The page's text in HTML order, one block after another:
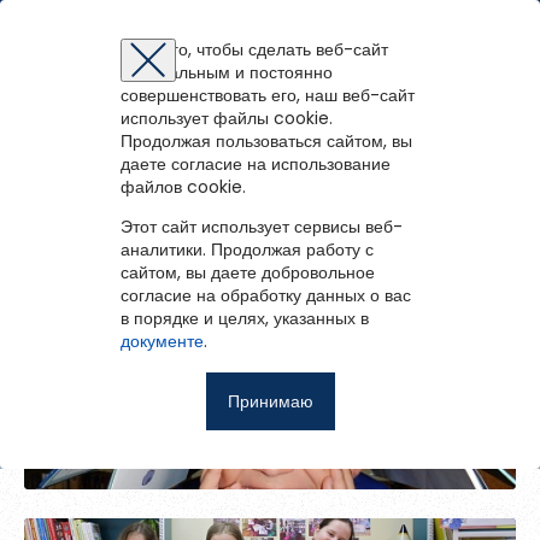
Фотоальбом
29 сентября 2023
КУЧИНСКИЙ ДИКТАНТ
Для того, чтобы сделать веб-сайт
оптимальным и постоянно
совершенствовать его, наш веб-сайт
использует файлы cookie.
Продолжая пользоваться сайтом, вы
даете согласие на использование
файлов cookie.
Этот сайт использует сервисы веб-
аналитики. Продолжая работу с
сайтом, вы даете добровольное
согласие на обработку данных о вас
в порядке и целях, указанных в
документе.
Принимаю
Перейти на портал
Ещё
Авторизация
Для того чтобы получить доступ к полнотекстовым документам и
записям вебинаров необходимо авторизоваться.
Если у вас еще нет учетной записи,зарегистрируйтесь.
Запомнить меня
Восстановить пароль
Восстановление пароля
Восстановить пароль
Введите эл.почту, привязанную к профилю на портале. На
неё мы отправим ссылку для восстановления пароля.
Регистрация на портале
Зарегистрированные пользователи имеют доступ к
методическим рекомендациям, сценариям мероприятий,
библиографическим и другим полнотекстовым документам, а
также к записям вебинаров.
Ошибка регистрации.Перезагрузите
снова
Вы успешно зарегистрированы!
зарегистрироваться